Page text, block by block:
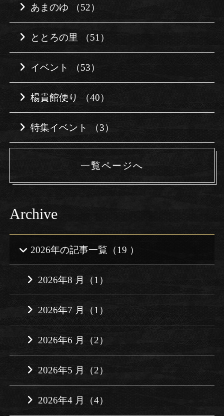
あまのゆ （52）
ととろの里 （51）
イベント （53）
楊貴館便り （40）
特集イベント （3）
一覧ページへ
Archive
2026年の記事一覧（19 ）
2026年8 月（1）
2026年7 月（1）
2026年6 月（2）
2026年5 月（2）
2026年4 月（4）